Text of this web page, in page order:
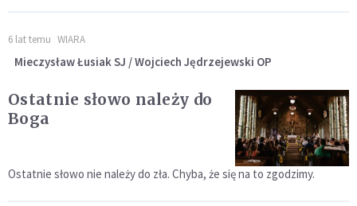
6 lat temu WIARA
Mieczysław Łusiak SJ / Wojciech Jędrzejewski OP
Ostatnie słowo należy do
Boga
Ostatnie słowo nie należy do zła. Chyba, że się na to zgodzimy.